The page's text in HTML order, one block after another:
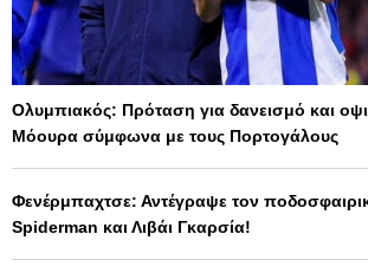
Ολυμπιακός: Πρόταση για δανεισμό και
Μόουρα σύμφωνα με τους Πορτογάλους
Φενέρμπαχτσε: Αντέγραψε τον
Spiderman και Λιβάι Γκαρσία!